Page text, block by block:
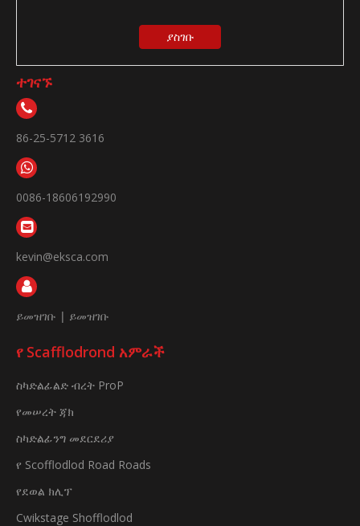
ያስገቡ
ተገናኙ
86-25-5712 3616
0086-18606192990
kevin@eksca.com
ይመዝገቡ | ይመዝገቡ
የ Scafflodrond አምራች
ስካድልፊልድ ብረት ProP
የመሠረት ጃክ
ስካድልፊንግ መደርደሪያ
የ Scofflodlod Road Roads
የደወል ክሊፕ
Cwikstage Shofflodlod